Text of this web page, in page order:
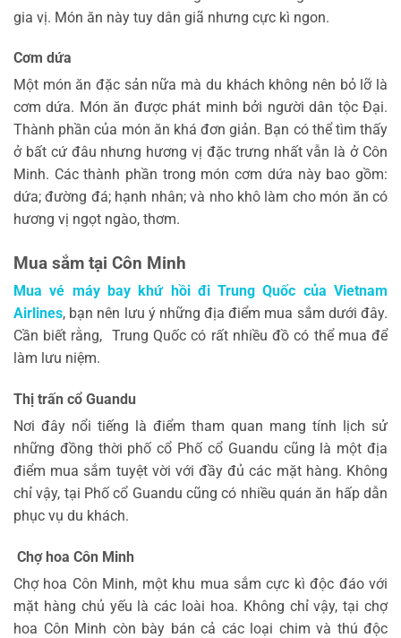
gia vị. Món ăn này tuy dân giã nhưng cực kì ngon.
Cơm dứa
Một món ăn đặc sản nữa mà du khách không nên bỏ lỡ là
cơm dứa. Món ăn được phát minh bởi người dân tộc Đại.
Thành phần của món ăn khá đơn giản. Bạn có thể tìm thấy
ở bất cứ đâu nhưng hương vị đặc trưng nhất vẫn là ở Côn
Minh. Các thành phần trong món cơm dứa này bao gồm:
dứa; đường đá; hạnh nhân; và nho khô làm cho món ăn có
hương vị ngọt ngào, thơm.
Mua sắm tại Côn Minh
Mua vé máy bay khứ hồi đi Trung Quốc của Vietnam
Airlines, bạn nên lưu ý những địa điểm mua sắm dưới đây.
Cần biết rằng, Trung Quốc có rất nhiều đồ có thể mua để
làm lưu niệm.
Thị trấn cổ Guandu
Nơi đây nổi tiếng là điểm tham quan mang tính lịch sử
những đồng thời phố cổ Phố cổ Guandu cũng là một địa
điểm mua sắm tuyệt vời với đầy đủ các mặt hàng. Không
chỉ vậy, tại Phố cổ Guandu cũng có nhiều quán ăn hấp dẫn
phục vụ du khách.
Chợ hoa Côn Minh
Chợ hoa Côn Minh, một khu mua sắm cực kì độc đáo với
mặt hàng chủ yếu là các loài hoa. Không chỉ vậy, tại chợ
hoa Côn Minh còn bày bán cả các loại chim và thú độc